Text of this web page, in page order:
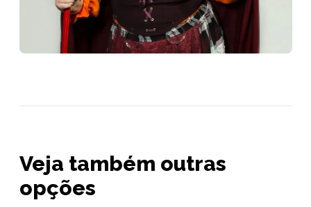
Veja também outras
opções